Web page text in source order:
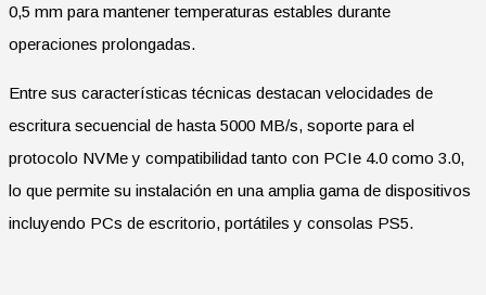
0,5 mm para mantener temperaturas estables durante
operaciones prolongadas.
Entre sus características técnicas destacan velocidades de
escritura secuencial de hasta 5000 MB/s, soporte para el
protocolo NVMe y compatibilidad tanto con PCIe 4.0 como 3.0,
lo que permite su instalación en una amplia gama de dispositivos
incluyendo PCs de escritorio, portátiles y consolas PS5.